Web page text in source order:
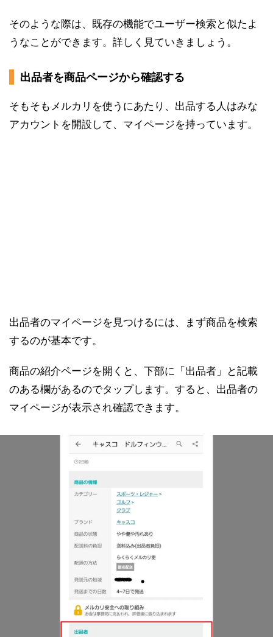
そのような際は、既存の機能でユーザー検索と似たよ
うなことができます。詳しく見ていきましょう。
出品者を商品ページから確認する
そもそもメルカリを使うにあたり、出品する人はみな
アカウントを開設して、マイページを持っています。
出品者のマイページを見つけるには、まず商品を検索
するのが基本です。
商品の紹介ページを開くと、下部に「出品者」と記載
のある欄があるのでタップします。すると、出品者の
マイページが表示され確認できます。